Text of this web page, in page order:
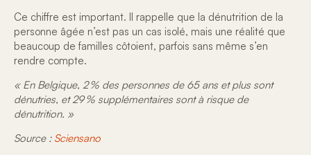
Ce chiffre est important. Il rappelle que la dénutrition de la
personne âgée n’est pas un cas isolé, mais une réalité que
beaucoup de familles côtoient, parfois sans même s’en
rendre compte.
« En Belgique, 2 % des personnes de 65 ans et plus sont
dénutries, et 29 % supplémentaires sont à risque de
dénutrition. »
Source : Sciensano